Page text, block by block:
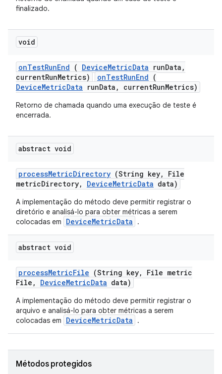
finalizado.
void
onTestRunEnd ( DeviceMetricData runData ,
currentRunMetrics) onTestRunEnd (
DeviceMetricData runData, currentRunMetrics)
Retorno de chamada quando uma execução de teste é
encerrada.
abstract void
processMetricDirectory (String key,
File
metricDirectory, DeviceMetricData data)
A implementação do método deve permitir registrar o
diretório e analisá-lo para obter métricas a serem
colocadas em
DeviceMetricData .
abstract void
processMetricFile (String key,
File metric
File , DeviceMetricData data)
A implementação do método deve permitir registrar o
arquivo e analisá-lo para obter métricas a serem
colocadas em
DeviceMetricData .
Métodos protegidos